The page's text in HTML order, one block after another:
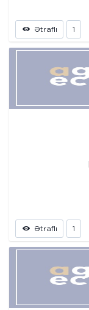
Ətraflı 1
Ətraflı 1